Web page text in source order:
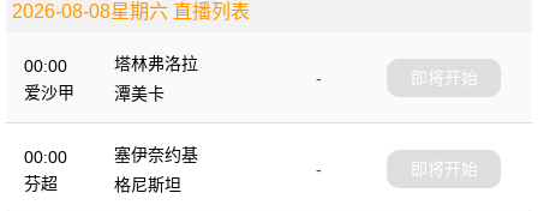
2026-08-08星期六 直播列表
00:00
爱沙甲
塔林弗洛拉
-
潭美卡
即将开始
00:00
芬超
塞伊奈约基
-
格尼斯坦
即将开始